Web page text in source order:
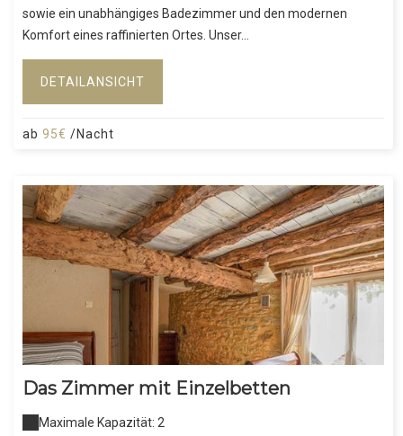
sowie ein unabhängiges Badezimmer und den modernen
Komfort eines raffinierten Ortes. Unser...
DETAILANSICHT
ab 95€ /Nacht
Das Zimmer mit Einzelbetten
Maximale Kapazität: 2